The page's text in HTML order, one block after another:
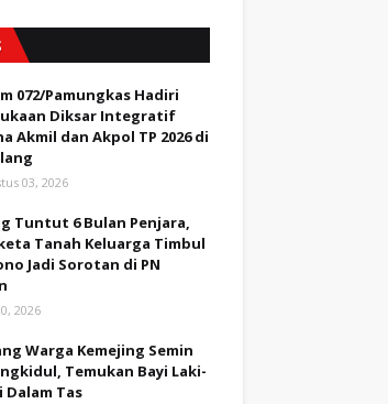
072/Pamungkas Hadiri
Diksar Integratif
Akmil dan Akpol TP 2026 di
03, 2026
Tuntut 6 Bulan Penjara,
Tanah Keluarga Timbul
Jadi Sorotan di PN
2026
Warga Kemejing Semin
Temukan Bayi Laki-
Dalam Tas